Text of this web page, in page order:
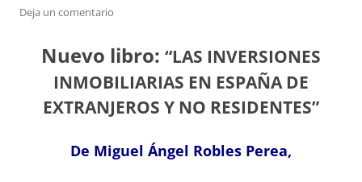
Deja un comentario
Nuevo libro: “LAS INVERSIONES
INMOBILIARIAS EN ESPAÑA DE
EXTRANJEROS Y NO RESIDENTES”
De Miguel Ángel Robles Perea,